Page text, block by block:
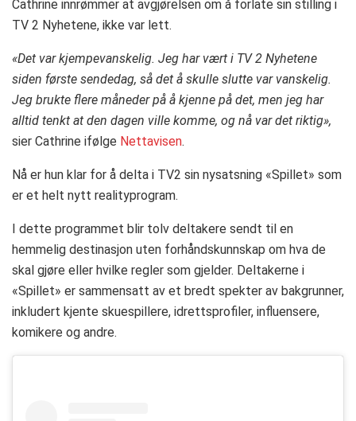
Cathrine innrømmer at avgjørelsen om å forlate sin stilling i
TV 2 Nyhetene, ikke var lett.
«Det var kjempevanskelig. Jeg har vært i TV 2 Nyhetene
siden første sendedag, så det å skulle slutte var vanskelig.
Jeg brukte flere måneder på å kjenne på det, men jeg har
alltid tenkt at den dagen ville komme, og nå var det riktig»,
sier Cathrine ifølge Nettavisen.
Nå er hun klar for å delta i TV2 sin nysatsning «Spillet» som
er et helt nytt realityprogram.
I dette programmet blir tolv deltakere sendt til en
hemmelig destinasjon uten forhåndskunnskap om hva de
skal gjøre eller hvilke regler som gjelder. Deltakerne i
«Spillet» er sammensatt av et bredt spekter av bakgrunner,
inkludert kjente skuespillere, idrettsprofiler, influensere,
komikere og andre.